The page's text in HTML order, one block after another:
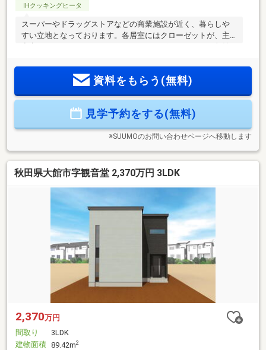
IHクッキングヒータ
スーパーやドラッグストアなどの商業施設が近く、暮らしや
すい立地となっております。各居室にはクローゼットが、主
寝室にはウォークインクローゼットがございますので、収納
０万円・返済年数 40年・金利（変動） 1.00％
資料をもらう(無料)
見学予約をする(無料)
※SUUMOのお問い合わせページへ移動します
秋田県大館市字観音堂 2,370万円 3LDK
2,370万円
間取り
3LDK
建物面積 89.42m2